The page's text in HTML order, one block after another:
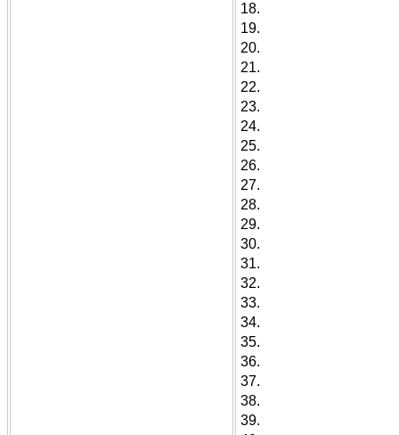
18.
19.
20.
21.
22.
23.
24.
25.
26.
27.
28.
29.
30.
31.
32.
33.
34.
35.
36.
37.
38.
39.